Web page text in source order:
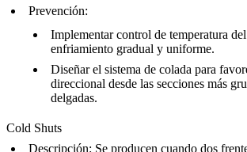
Prevención:
Implementar control de temperatura
enfriamiento gradual y uniforme.
Diseñar el sistema de colada para
direccional desde las secciones más
delgadas.
Cold Shuts
Descripción: Se producen cuando dos